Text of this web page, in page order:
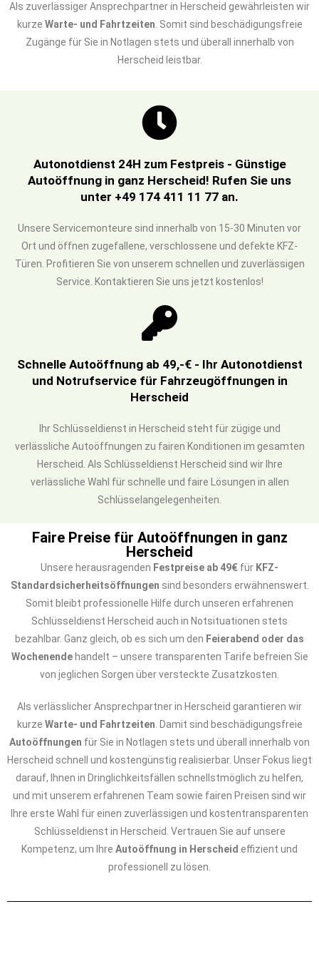
Als zuverlässiger Ansprechpartner in Herscheid gewährleisten wir
kurze Warte- und Fahrtzeiten . Somit sind beschädigungsfreie
Zugänge für Sie in Notlagen stets und überall innerhalb von
Herscheid leistbar.
Autonotdienst 24H zum Festpreis - Günstige
Autoöffnung in ganz Herscheid! Rufen Sie uns
unter +49 174 411 11 77 an.
Unsere Servicemonteure sind innerhalb von 15-30 Minuten vor
Ort und öffnen zugefallene, verschlossene und defekte KFZ-
Türen. Profitieren Sie von unserem schnellen und zuverlässigen
Service. Kontaktieren Sie uns jetzt kostenlos!
Schnelle Autoöffnung ab 49,-€ - Ihr Autonotdienst
und Notrufservice für Fahrzeugöffnungen in
Herscheid
Ihr Schlüsseldienst in Herscheid steht für zügige und
verlässliche Autoöffnungen zu fairen Konditionen im gesamten
Herscheid. Als Schlüsseldienst Herscheid sind wir Ihre
verlässliche Wahl für schnelle und faire Lösungen in allen
Schlüsselangelegenheiten.
Faire Preise für Autoöffnungen in ganz
Herscheid
Unsere herausragenden Festpreise ab 49€ für KFZ-
Standardsicherheitsöffnungen sind besonders erwähnenswert.
Somit bleibt professionelle Hilfe durch unseren erfahrenen
Schlüsseldienst Herscheid auch in Notsituationen stets
bezahlbar. Ganz gleich, ob es sich um den Feierabend oder das
Wochenendehandelt – unsere transparenten Tarife befreien Sie
von jeglichen Sorgen über versteckte Zusatzkosten.
Als verlässlicher Ansprechpartner in Herscheid garantieren wir
kurze Warte- und Fahrtzeiten . Damit sind beschädigungsfreie
Autoöffnungen für Sie in Notlagen stets und überall innerhalb von
Herscheid schnell und kostengünstig realisierbar. Unser Fokus liegt
darauf, Ihnen in Dringlichkeitsfällen schnellstmöglich zu helfen,
und mit unserem erfahrenen Team sowie fairen Preisen sind wir
Ihre erste Wahl für einen zuverlässigen und kostentransparenten
Schlüsseldienst in Herscheid. Vertrauen Sie auf unsere
Kompetenz, um Ihre Autoöffnung in Herscheid effizient und
professionell zu lösen.